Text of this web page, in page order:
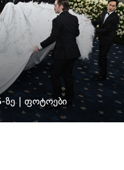
ზე | ფოტოები